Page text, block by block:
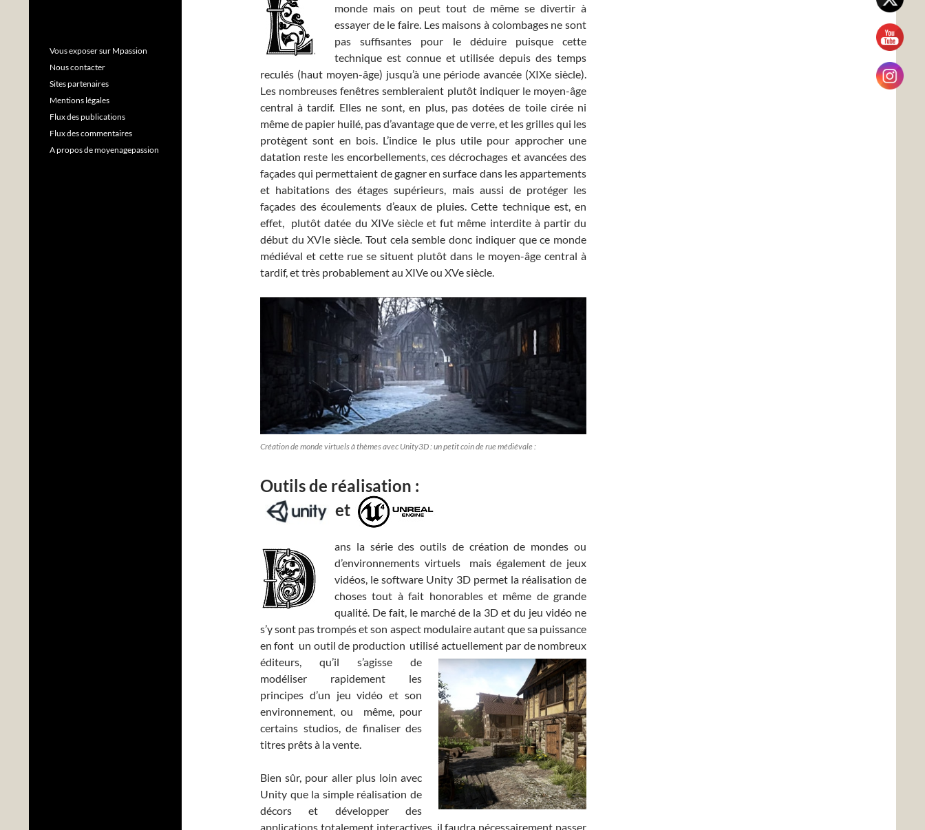
monde mais on peut tout de même se divertir à
essayer de le faire. Les maisons à colombages ne sont
pas suffisantes pour le déduire puisque cette
technique est connue et utilisée depuis des temps
reculés (haut moyen-âge) jusqu’à une période avancée (XIXe siècle).
Les nombreuses fenêtres sembleraient plutôt indiquer le moyen-âge
central à tardif. Elles ne sont, en plus, pas dotées de toile cirée ni
même de papier huilé, pas d’avantage que de verre, et les grilles qui les
protègent sont en bois. L’indice le plus utile pour approcher une
datation reste les encorbellements, ces décrochages et avancées des
façades qui permettaient de gagner en surface dans les appartements
et habitations des étages supérieurs, mais aussi de protéger les
façades des écoulements d’eaux de pluies. Cette technique est, en
effet, plutôt datée du XIVe siècle et fut même interdite à partir du
début du XVIe siècle. Tout cela semble donc indiquer que ce monde
médiéval et cette rue se situent plutôt dans le moyen-âge central à
tardif, et très probablement au XIVe ou XVe siècle.
Création de monde virtuels à thèmes avec Unity3D : un petit coin de rue médiévale :
Outils de réalisation :
et
ans la série des outils de création de mondes ou
d’environnements virtuels mais également de jeux
vidéos, le software Unity 3D permet la réalisation de
choses tout à fait honorables et même de grande
qualité. De fait, le marché de la 3D et du jeu vidéo ne
s’y sont pas trompés et son aspect modulaire autant que sa puissance
en font un outil de production utilisé actuellement par de nombreux
éditeurs, qu’il s’agisse de
modéliser rapidement les
principes d’un jeu vidéo et son
environnement, ou même, pour
certains studios, de finaliser des
titres prêts à la vente.
Bien sûr, pour aller plus loin avec
Unity que la simple réalisation de
décors et développer des
applications totalement interactives, il faudra nécessairement passer
Vous exposer sur Mpassion
Nous contacter
Sites partenaires
Mentions légales
Flux des publications
Flux des commentaires
A propos de moyenagepassion